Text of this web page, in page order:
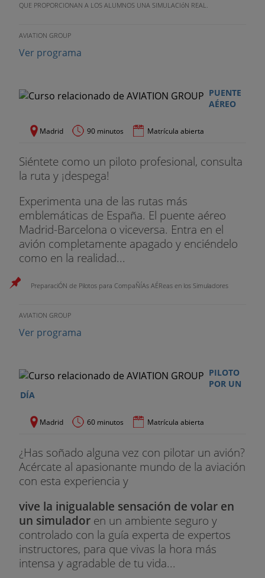
QUE PROPORCIONAN A LOS ALUMNOS UNA SIMULACIóN REAL.
AVIATION GROUP
Ver programa
PUENTE
AÉREO
Madrid 90 minutos Matrícula abierta
Siéntete como un piloto profesional, consulta
la ruta y ¡despega!
Experimenta una de las rutas más
emblemáticas de España. El puente aéreo
Madrid-Barcelona o viceversa. Entra en el
avión completamente apagado y enciéndelo
como en la realidad...
PreparaciÓN de Pilotos para CompaÑÍAs AÉReas en los Simuladores
AVIATION GROUP
Ver programa
PILOTO
POR UN
DÍA
Madrid 60 minutos Matrícula abierta
¿Has soñado alguna vez con pilotar un avión?
Acércate al apasionante mundo de la aviación
con esta experiencia y
vive la inigualable sensación de volar en
un simulador en un ambiente seguro y
controlado con la guía experta de expertos
instructores, para que vivas la hora más
intensa y agradable de tu vida...